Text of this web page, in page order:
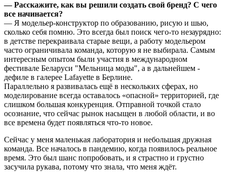
—Расскажите, как вы решили создать свой бренд? С чего
все начинается?
— Я модельер-конструктор по образованию, рисую и шью,
сколько себя помню. Это всегда был поиск чего-то незаурядно:
в детстве перекраивала старые вещи, а работу модельером
часто ограничивала команда, которую я не выбирала. Самым
интересным опытом были участия в международном
фестивале Беларуси "Мельница моды", а в дальнейшем -
дефиле в галерее Lafayette в Берлине.
Параллельно я развивалась ещё в нескольких сферах, но
моделирование всегда оставалось «опасной» территорией, где
слишком большая конкуренция. Отправной точкой стало
осознание, что сейчас рынок насыщен в любой области, и во
все времена будет появляться что-то новое.
Сейчас у меня маленькая лаборатория и небольшая дружная
команда. Все началось в пандемию, когда появилось реальное
время. Это был шанс попробовать, и я страстно и грустно
засучила рукава, потому что знала, что меня ждёт.